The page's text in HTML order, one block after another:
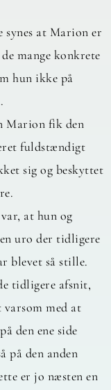
synes at Marion er
mange konkrete
hun ikke på
Marion fik den
fuldstændigt
sig og beskyttet
at hun og
uro der tidligere
blevet så stille.
tidligere afsnit,
med at
den ene side
på den anden
er jo næsten en